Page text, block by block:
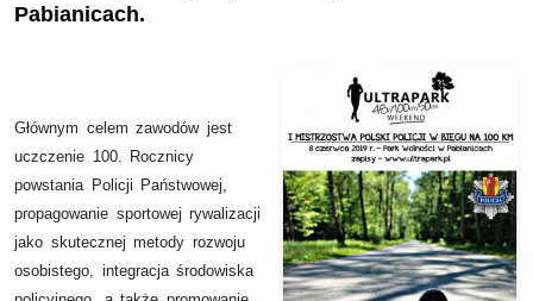
Pabianicach.
Głównym celem zawodów jest
uczczenie 100. Rocznicy
powstania Policji Państwowej,
propagowanie sportowej rywalizacji
jako skutecznej metody rozwoju
osobistego, integracja środowiska